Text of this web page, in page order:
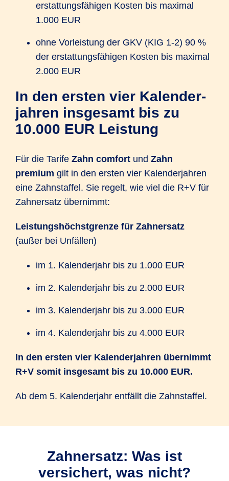
erstattungs­fähigen Kosten bis maximal
1.000 EUR
ohne Vorleistung der GKV (KIG 1-2) 90 %
der erstattungs­fähigen Kosten bis maximal
2.000 EUR
In den ersten vier Kalender­­
jahren insgesamt bis zu
10.000 EUR Leistung
Für die Tarife Zahn comfort und Zahn
premium gilt in den ersten vier Kalender­jahren
eine Zahnstaffel. Sie regelt, wie viel die R+V für
Zahnersatz übernimmt:
Leistungshöchstgrenze für Zahnersatz
(außer bei Unfällen)
im 1. Kalenderjahr bis zu 1.000 EUR
im 2. Kalenderjahr bis zu 2.000 EUR
im 3. Kalenderjahr bis zu 3.000 EUR
im 4. Kalenderjahr bis zu 4.000 EUR
In den ersten vier Kalenderjahren übernimmt
R+V somit insgesamt bis zu 10.000 EUR.
Ab dem 5. Kalender­jahr entfällt die Zahnstaffel.
Zahnersatz: Was ist
versichert, was nicht?